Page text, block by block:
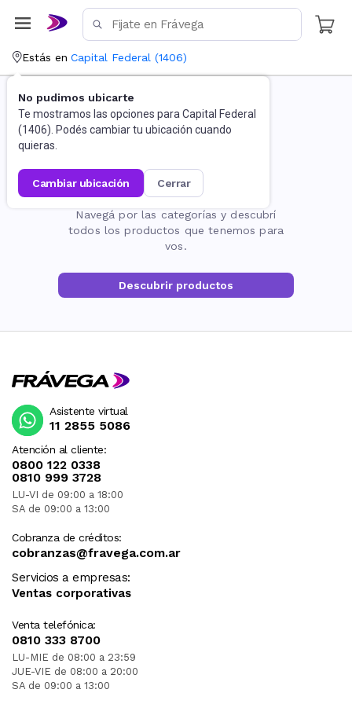
Estás en Capital Federal (1406)
No pudimos ubicarte
Te mostramos las opciones para Capital Federal
(1406). Podés cambiar tu ubicación cuando
quieras.
cambiar ubicación cerrar
La página no existe
Navegá por las categorías y descubrí
todos los productos que tenemos para
vos.
Descubrir productos
Atención al cliente:
0800 122 0338
0810 999 3728
LU-VI de 09:00 a 18:00
SA de 09:00 a 13:00
Cobranza de créditos:
cobranzas@fravega.com.ar
Servicios a empresas:
Ventas corporativas
Venta telefónica:
0810 333 8700
LU-MIE de 08:00 a 23:59
JUE-VIE de 08:00 a 20:00
SA de 09:00 a 13:00
Asistente virtual
11 2855 5086